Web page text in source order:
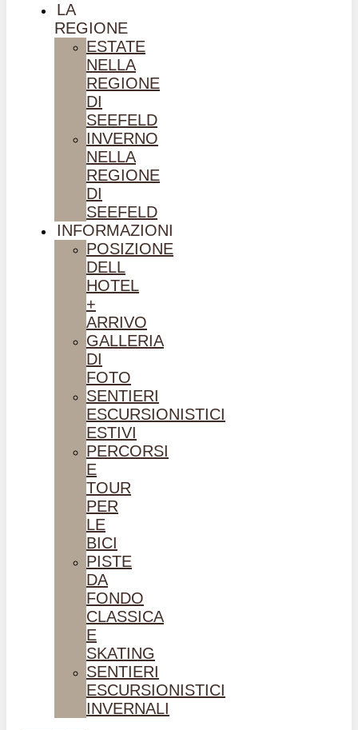
LA
REGIONE
ESTATE
NELLA
REGIONE
DI
SEEFELD
INVERNO
NELLA
REGIONE
DI
SEEFELD
INFORMAZIONI
POSIZIONE
DELL
HOTEL
+
ARRIVO
GALLERIA
DI
FOTO
SENTIERI
ESCURSIONISTICI
ESTIVI
PERCORSI
E
TOUR
PER
LE
BICI
PISTE
DA
FONDO
CLASSICA
E
SKATING
SENTIERI
ESCURSIONISTICI
INVERNALI